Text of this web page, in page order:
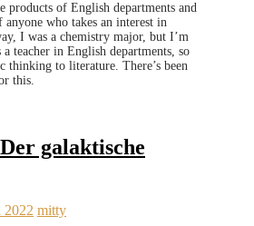
products of English departments and
anyone who takes an interest in
I was a chemistry major, but I’m
teacher in English departments, so
thinking to literature. There’s been
this.
galaktische
2022 mitty